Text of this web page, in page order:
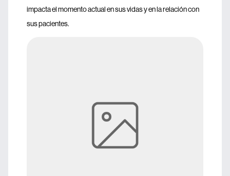
impacta el momento actual en sus vidas y en la relación con
sus pacientes.